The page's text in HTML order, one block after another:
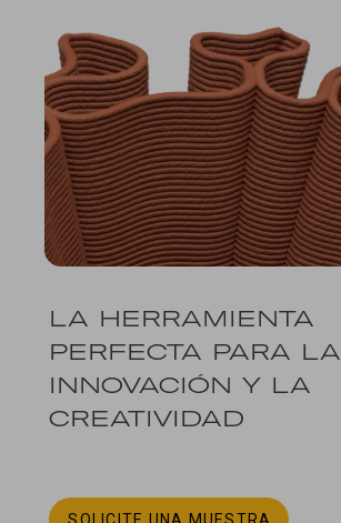
LA HERRAMIENTA
PERFECTA PARA LA
INNOVACIÓN Y LA
CREATIVIDAD